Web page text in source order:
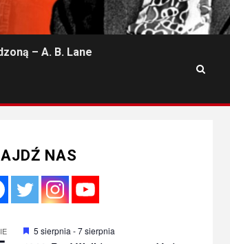
– A. B. Lane
NAS
Wyróżnione
5 sierpnia -7 sierpnia